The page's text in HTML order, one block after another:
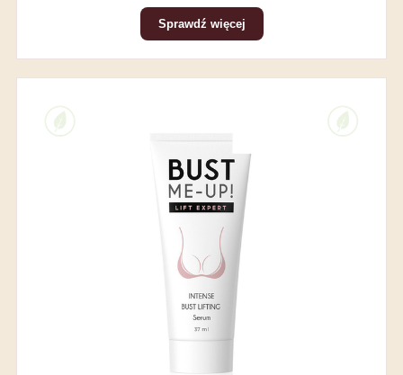
Sprawdź więcej